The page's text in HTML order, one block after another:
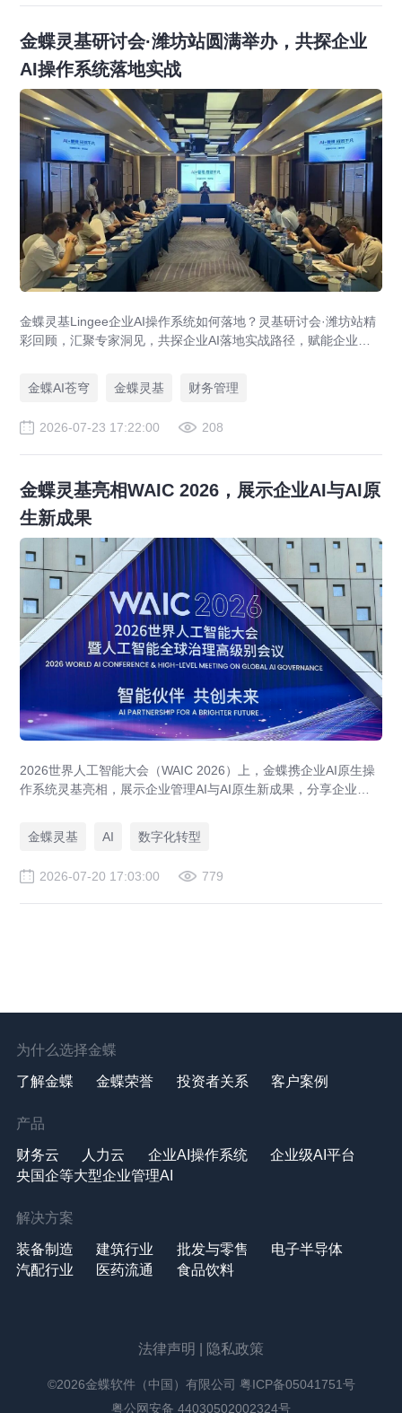
金蝶灵基研讨会·潍坊站圆满举办，共探企业
AI操作系统落地实战
金蝶灵基Lingee企业AI操作系统如何落地？灵基研讨会·潍坊站精
彩回顾，汇聚专家洞见，共探企业AI落地实战路径，赋能企业智
金蝶AI苍穹
金蝶灵基 财务管理
2026-07-23 17:22:00 208
金蝶灵基亮相WAIC 2026，展示企业AI与AI原
生新成果
2026世界人工智能大会（WAIC 2026）上，金蝶携企业AI原生操
作系统灵基亮相，展示企业管理AI与AI原生新成果，分享企业级AI
金蝶灵基
AI 数字化转型
2026-07-20 17:03:00 779
为什么选择金蝶
了解金蝶 金蝶荣誉 投资者关系 客户案例
产品
财务云 人力云 企业AI操作系统
企业级AI平台
央国企等大型企业管理AI
解决方案
装备制造 建筑行业 批发与零售
电子半导体
汽配行业
医药流通 食品饮料
法律声明 隐私政策
©2026金蝶软件（中国）有限公司 粤ICP备05041751号
粤公网安备 44030502002324号